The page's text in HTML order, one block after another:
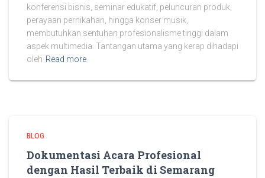
konferensi bisnis, seminar edukatif, peluncuran produk,
perayaan pernikahan, hingga konser musik,
membutuhkan sentuhan profesionalisme tinggi dalam
aspek multimedia. Tantangan utama yang kerap dihadapi
oleh Read more
BLOG
Dokumentasi Acara Profesional
dengan Hasil Terbaik di Semarang